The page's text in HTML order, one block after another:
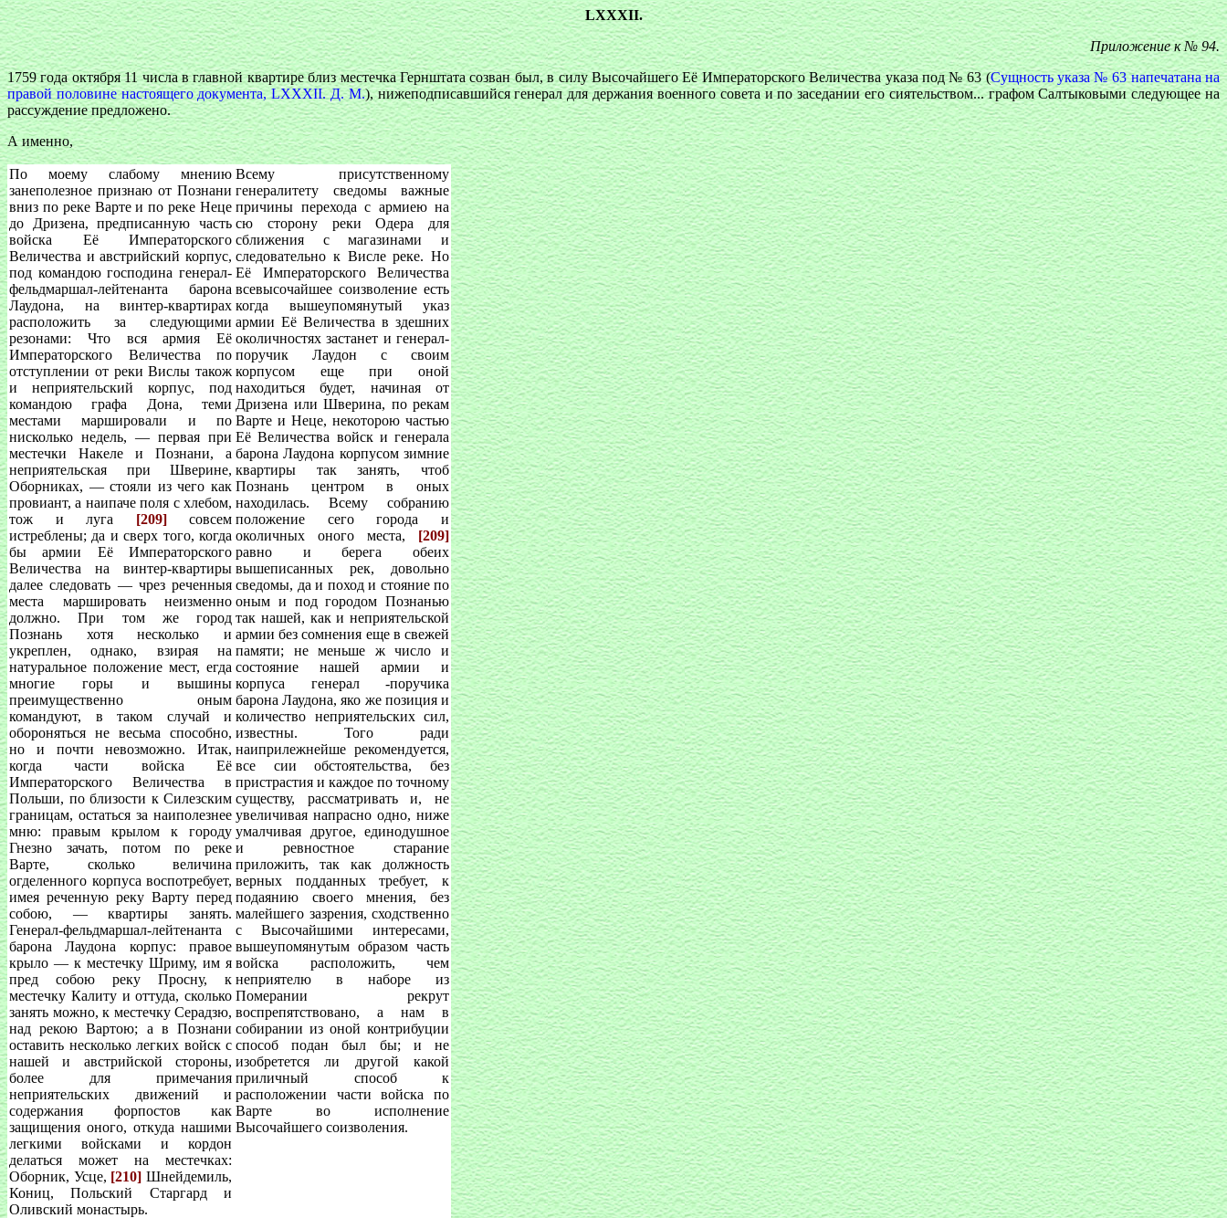
LXXXII.
Приложение к № 94.
1759 года октября 11 числа в главной квартире близ местечка Гернштата созван был, в силу Высочайшего Её Императорского Величества указа под № 63 (Сущность указа № 63 напечатана на
правой половине настоящего документа, LХХХII. Д. М.), нижеподписавшийся генерал для держания военного совета и по заседании его сиятельством... графом Салтыковыми следующее на
рассуждение предложено.
А именно,
По моему слабому мнению
занеполезное признаю от Познани
вниз по реке Варте и по реке Неце
до Дризена, предписанную часть
войска Её Императорского
Величества и австрийский корпус,
под командою господина генерал-
фельдмаршал-лейтенанта барона
Лаудона, на винтер-квартирах
расположить за следующими
резонами: Что вся армия Её
Императорского Величества по
отступлении от реки Вислы також
и неприятельский корпус, под
командою графа Дона, теми
местами маршировали и по
нисколько недель, — первая при
местечки Накеле и Познани, а
неприятельская при Шверине,
Оборниках, — стояли из чего как
провиант, а наипаче поля с хлебом,
тож и луга [209]совсем
истреблены; да и сверх того, когда
бы армии Её Императорского
Величества на винтер-квартиры
далее следовать — чрез реченныя
места маршировать неизменно
должно. При том же город
Познань хотя несколько и
укреплен, однако, взирая на
натуральное положение мест, егда
многие горы и вышины
преимущественно оным
командуют, в таком случай и
обороняться не весьма способно,
но и почти невозможно. Итак,
когда части войска Её
Императорского Величества в
Польши, по близости к Силезским
границам, остаться за наиполезнее
мню: правым крылом к городу
Гнезно зачать, потом по реке
Варте, сколько величина
огделенного корпуса воспотребует,
имея реченную реку Варту перед
собою, — квартиры занять.
Генерал-фельдмаршал-лейтенанта
барона Лаудона корпус: правое
крыло — к местечку Шриму, им я
пред собою реку Просну, к
местечку Калиту и оттуда, сколько
занять можно, к местечку Серадзю,
над рекою Вартою; а в Познани
оставить несколько легких войск с
нашей и австрийской стороны,
более для примечания
неприятельских движений и
содержания форпостов как
защищения оного, откуда нашими
легкими войсками и кордон
делаться может на местечках:
Оборник, Усце, [210] Шнейдемиль,
Кониц, Польский Старгард и
Оливский монастырь.
Всему присутственному
генералитету сведомы важные
причины перехода с армиею на
сю сторону реки Одера для
сближения с магазинами и
следовательно к Висле реке. Но
Её Императорского Величества
всевысочайшее соизволение есть
когда вышеупомянутый указ
армии Её Величества в здешних
околичностях застанет и генерал-
поручик Лаудон с своим
корпусом еще при оной
находиться будет, начиная от
Дризена или Шверина, по рекам
Варте и Неце, некоторою частью
Её Величества войск и генерала
барона Лаудона корпусом зимние
квартиры так занять, чтоб
Познань центром в оных
находилась. Всему собранию
положение сего города и
околичных оного места, [209]
равно и берега обеих
вышеписанных рек, довольно
сведомы, да и поход и стояние по
оным и под городом Познанью
так нашей, как и неприятельской
армии без сомнения еще в свежей
памяти; не меньше ж число и
состояние нашей армии и
корпуса генерал -поручика
барона Лаудона, яко же позиция и
количество неприятельских сил,
известны. Того ради
наиприлежнейше рекомендуется,
все сии обстоятельства, без
пристрастия и каждое по точному
существу, рассматривать и, не
увеличивая напрасно одно, ниже
умалчивая другое, единодушное
и ревностное старание
приложить, так как должность
верных подданных требует, к
подаянию своего мнения, без
малейшего зазрения, сходственно
с Высочайшими интересами,
вышеупомянутым образом часть
войска расположить, чем
неприятелю в наборе из
Померании рекрут
воспрепятствовано, а нам в
собирании из оной контрибуции
способ подан был бы; и не
изобретется ли другой какой
приличный способ к
расположении части войска по
Варте во исполнение
Высочайшего соизволения.